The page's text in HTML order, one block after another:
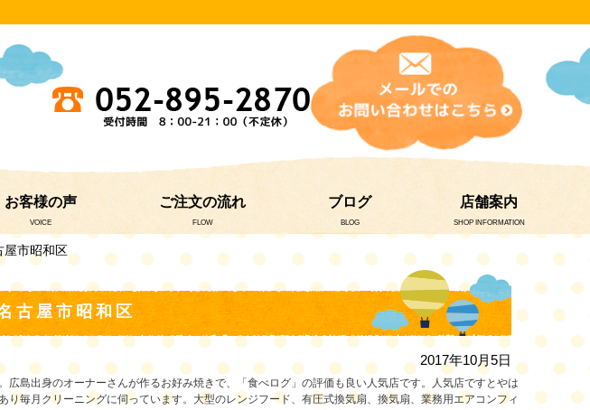
お客様の声
VOICE
ご注文の流れ
FLOW
ブログ
BLOG
店舗案内
SHOP INFORMATION
屋市昭和区
古屋市昭和区
2017年10月5日
島出身のオーナーさんが作るお好み焼きで、「食べログ」の評価も良い人気店です。人気店ですとやは
り毎月クリーニングに伺っています。大型のレンジフード、有圧式換気扇、換気扇、業務用エアコンフィ